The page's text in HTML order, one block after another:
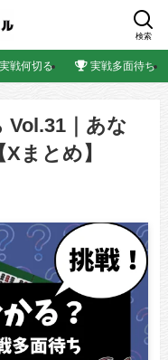
検索
実戦何切る 実戦多面待ち
Vol.31｜あな
まとめ】